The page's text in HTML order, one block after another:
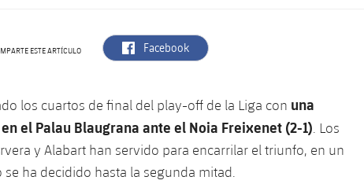
ESTE ARTÍCULO label.aria.facebook
Facebook
los cuartos de final del play-off de la Liga con una
el Palau Blaugrana ante el Noia Freixenet (2-1). Los
y Alabart han servido para encarrilar el triunfo, en un
ha decidido hasta la segunda mitad.